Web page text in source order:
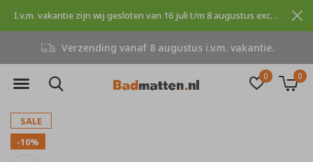
0 0
Verzending vanaf 8 augustus i.v.m. vakantie.
I.v.m. vakantie zijn wij gesloten van 16 juli t/m 8 augustus excuses voor dit ongemak.
SALE
-10%